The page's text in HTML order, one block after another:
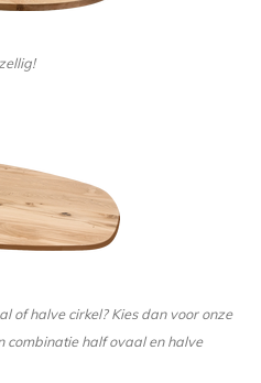
of halve cirkel? Kies dan voor onze
combinatie half ovaal en halve